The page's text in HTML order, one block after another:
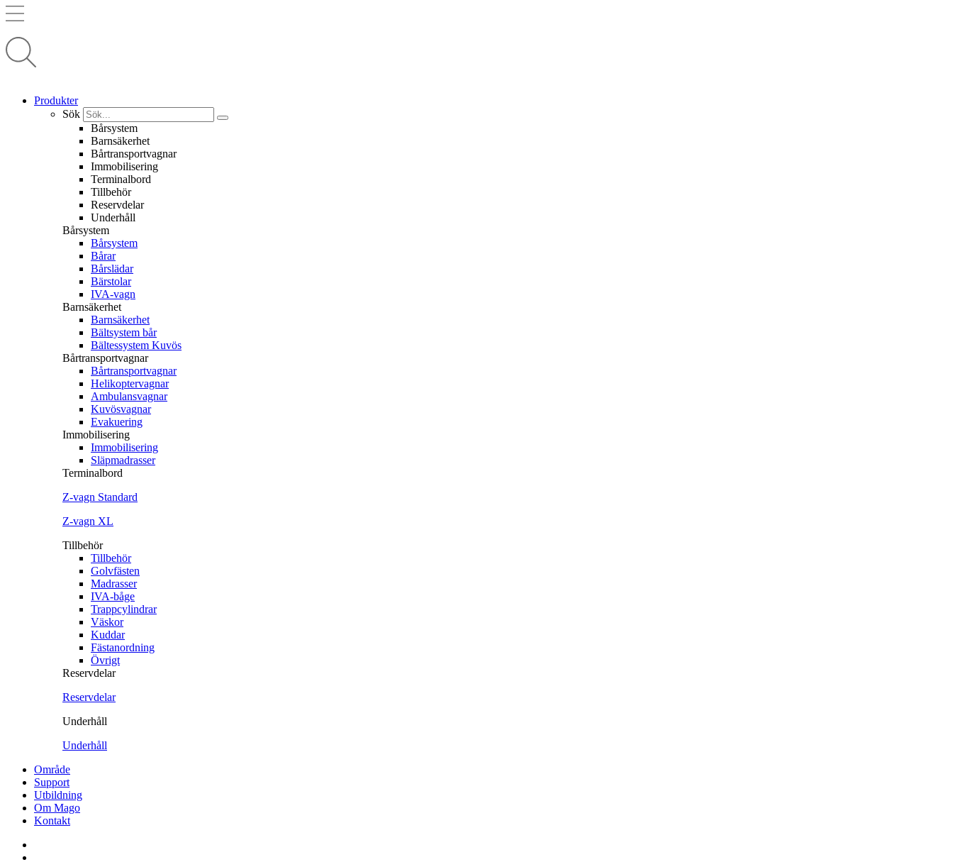
Produkter
Sök
Bårsystem
Barnsäkerhet
Bårtransportvagnar
Immobilisering
Terminalbord
Tillbehör
Reservdelar
Underhåll
Bårsystem
Bårsystem
Bårar
Bårslädar
Bärstolar
IVA-vagn
Barnsäkerhet
Barnsäkerhet
Bältsystem bår
Bältessystem Kuvös
Bårtransportvagnar
Bårtransportvagnar
Helikoptervagnar
Ambulansvagnar
Kuvösvagnar
Evakuering
Immobilisering
Immobilisering
Släpmadrasser
Terminalbord
Z‐vagn Standard
Z‐vagn XL
Tillbehör
Tillbehör
Golvfästen
Madrasser
IVA-båge
Trappcylindrar
Väskor
Kuddar
Fästanordning
Övrigt
Reservdelar
Reservdelar
Underhåll
Underhåll
Område
Support
Utbildning
Om Mago
Kontakt